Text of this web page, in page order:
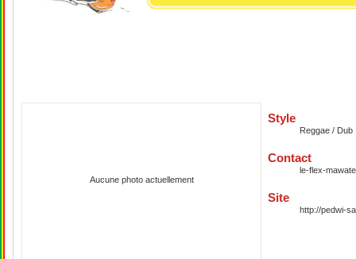
Aucune photo actuellement
Style
Reggae / Dub
Contact
le-flex-
Site
http://pedwi-